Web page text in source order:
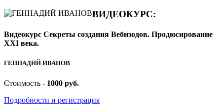
ВИДЕОКУРС:
Видеокурс Секреты создания Вебизодов. Продюсирование
XXI века.
ГЕННАДИЙ ИВАНОВ
Стоимость - 1000 руб.
Подробности и регистрация